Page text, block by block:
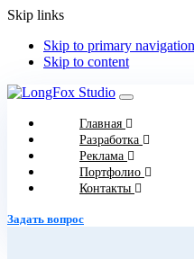
Skip links
Skip to primary navigation
Skip to content
Toggle
navigation
Главная
Разработка
Реклама
Портфолио
Контакты
Задать вопрос